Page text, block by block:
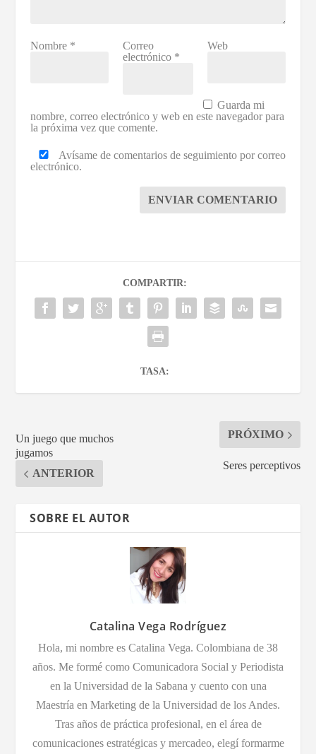
Nombre *
Correo
electrónico *
Web
Guarda mi
nombre, correo electrónico y web en este navegador para
la próxima vez que comente.
Avísame de comentarios de seguimiento por correo
electrónico.
ENVIAR COMENTARIO
COMPARTIR:
TASA:
Un juego que muchos
jugamos
ANTERIOR
PRÓXIMO
Seres perceptivos
SOBRE EL AUTOR
Catalina Vega Rodríguez
Hola, mi nombre es Catalina Vega. Colombiana de 38
años. Me formé como Comunicadora Social y Periodista
en la Universidad de la Sabana y cuento con una
Maestría en Marketing de la Universidad de los Andes.
Tras años de práctica profesional, en el área de
comunicaciones estratégicas y mercadeo, elegí formarme